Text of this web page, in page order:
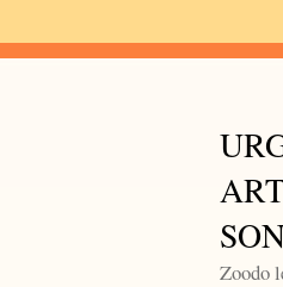
Zoodo